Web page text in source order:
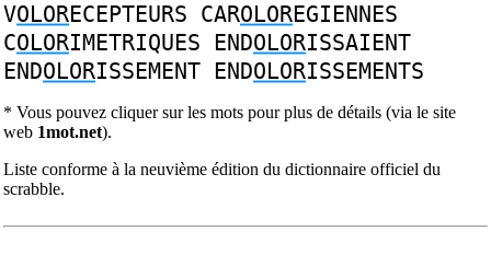
VOLORECEPTEURS CAROLOREGIENNES
COLORIMETRIQUES ENDOLORISSAIENT
ENDOLORISSEMENT ENDOLORISSEMENTS
* Vous pouvez cliquer sur les mots pour plus de détails (via le site
web 1mot.net).
Liste conforme à la neuvième édition du dictionnaire officiel du
scrabble.